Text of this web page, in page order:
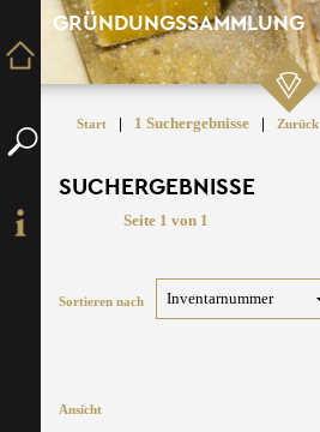
GRÜNDUNGSSAMMLUNG
Start | 1 Suchergebnisse | Zurück
SUCHERGEBNISSE
Seite 1 von 1
Sortieren nach
Ansicht